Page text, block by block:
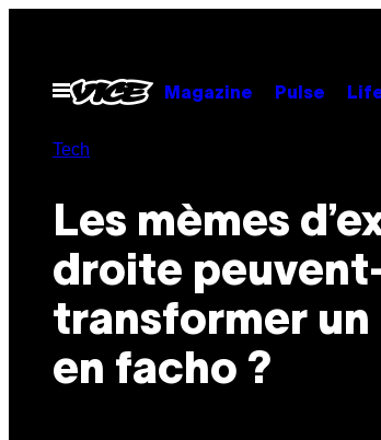
contentOpen
Menu
Magazine Pulse
Tech
Les mèmes
droite
transformer
en facho ?